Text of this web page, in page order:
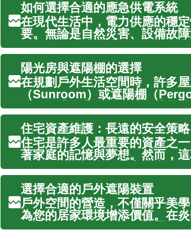
如何選擇合適的應急供電系統
在現代生活中，電力供應的穩
要。無論是自然災害、設備故
電都可能造成嚴重的不便和損
活和工作的連續性，選擇一個
重要。這篇文章將深入...
陽光房與遮陽棚的選擇
在規劃戶外生活空間時，許多
（Sunroom）或遮陽棚（
有效提升居家戶外區域的功能
途、防護能力及整體氛圍上存
助於您根據自身...
住宅資產維護：長遠的安全策略
住宅是許多人最重要的資產之
著家庭的記憶與夢想。然而，
在的風險，從自然災害到意外
的財務安全構成威脅。因此，
略至關重要，其中住...
選擇合適的戶外遮陽裝置
戶外空間的營造，不僅關乎美
為您的居家環境增添價值。在
個設計得宜的戶外遮陽裝置，